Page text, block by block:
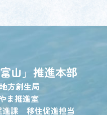
山」 推進本部
方創生局
ま推進室
進課 移住促進担当